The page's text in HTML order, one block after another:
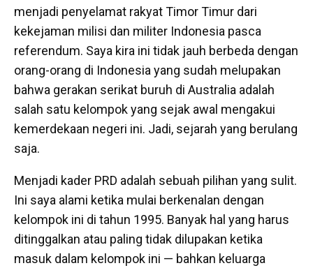
menjadi penyelamat rakyat Timor Timur dari
kekejaman milisi dan militer Indonesia pasca
referendum. Saya kira ini tidak jauh berbeda dengan
orang-orang di Indonesia yang sudah melupakan
bahwa gerakan serikat buruh di Australia adalah
salah satu kelompok yang sejak awal mengakui
kemerdekaan negeri ini. Jadi, sejarah yang berulang
saja.
Menjadi kader PRD adalah sebuah pilihan yang sulit.
Ini saya alami ketika mulai berkenalan dengan
kelompok ini di tahun 1995. Banyak hal yang harus
ditinggalkan atau paling tidak dilupakan ketika
masuk dalam kelompok ini — bahkan keluarga